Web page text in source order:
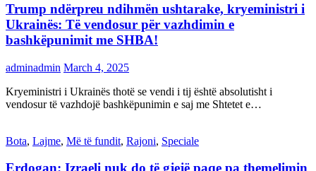
Trump ndërpreu ndihmën ushtarake, kryeministri i
Ukrainës: Të vendosur për vazhdimin e
bashkëpunimit me SHBA!
adminadmin March 4, 2025
Kryeministri i Ukrainës thotë se vendi i tij është absolutisht i
vendosur të vazhdojë bashkëpunimin e saj me Shtetet e…
Bota, Lajme, Më të fundit, Rajoni, Speciale